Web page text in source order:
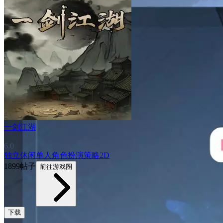
一剑江湖
6.0
独立休闲单人 角色扮演策略2D
1899帖子 前往游戏圈
下载